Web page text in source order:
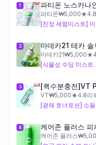
제품비교
1
파티온₩5,000★4.8
2
마데카21₩5,000★
3 [퀵수분충전]VT
VT₩5,000★4.8리
4
케어존 플러스₩